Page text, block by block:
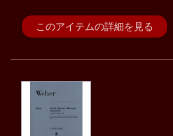
このアイテムの詳細を見る